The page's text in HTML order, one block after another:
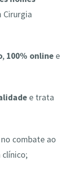
Cirurgia
, 100% onlinee
e trata
combate ao
clínico;